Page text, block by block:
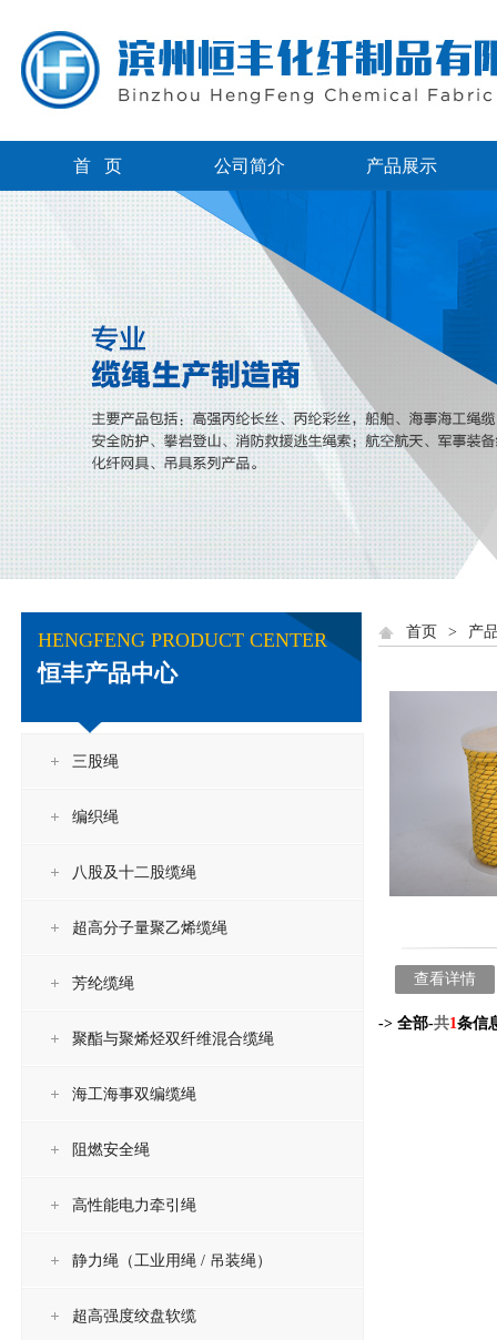
首 页 公司简介 产品展示
HENGFENG PRODUCT CENTER
恒丰产品中心
三股绳
编织绳
八股及十二股缆绳
超高分子量聚乙烯缆绳
芳纶缆绳
聚酯与聚烯烃双纤维混合缆绳
海工海事双编缆绳
阻燃安全绳
高性能电力牵引绳
静力绳（工业用绳 / 吊装绳）
超高强度绞盘软缆
首页 > 产
查看详情
-> 全部-共1条信